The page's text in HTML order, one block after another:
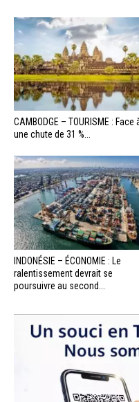
CAMBODGE – TOURISME : Face
une chute de 31 %...
INDONÉSIE – ÉCONOMIE : Le
ralentissement devrait se
poursuivre au second...